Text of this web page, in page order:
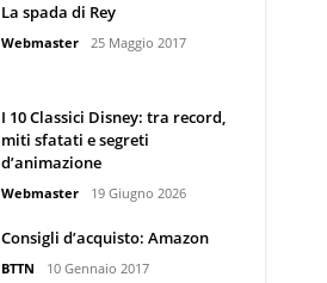
La spada di Rey
Webmaster 25 Maggio 2017
I 10 Classici Disney: tra record,
miti sfatati e segreti
d’animazione
Webmaster 19 Giugno 2026
Consigli d’acquisto: Amazon
BTTN 10 Gennaio 2017